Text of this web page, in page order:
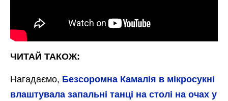
ЧИТАЙ ТАКОЖ:
Нагадаємо, Безсоромна Камалія в мікросукні
влаштувала запальні танці на столі на очах у